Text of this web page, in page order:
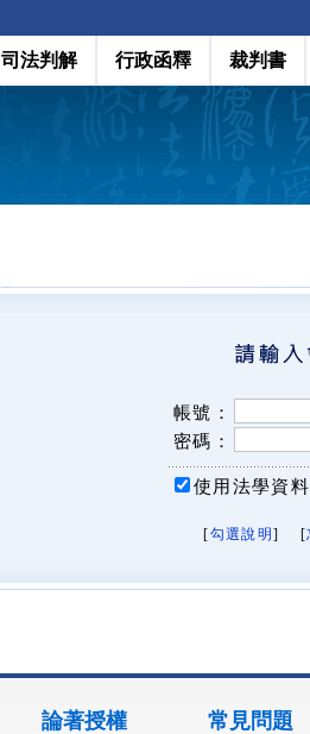
司法判解 行政函釋 裁判書
帳號：
密碼：
使用法學資
[勾選說明 ] [
論著授權 常見問題